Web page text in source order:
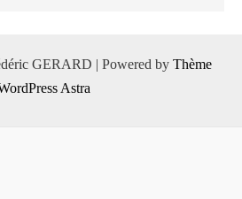
GERARD | Powered by Thème
Astra